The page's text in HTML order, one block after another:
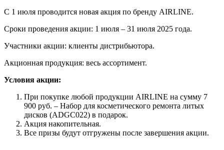
C 1 июля проводится новая акция по бренду AIRLINE.
Сроки проведения акции: 1 июля – 31 июля 2025 года.
Участники акции: клиенты дистрибьютора.
Акционная продукция: весь ассортимент.
Условия акции:
При покупке любой продукции AIRLINE на сумму 7
900 руб. – Набор для косметического ремонта литых
дисков (ADGC022) в подарок.
Акция накопительная.
Все призы будут отгружены после завершения акции.